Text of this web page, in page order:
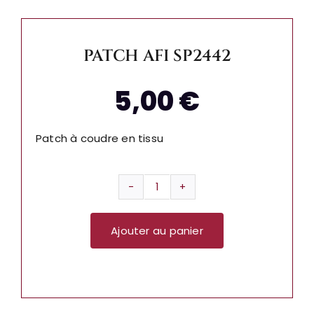
PATCH AFI SP2442
5,00€
Patch à coudre en tissu
quantité
de
PATCH
AFI
Ajouter au panier